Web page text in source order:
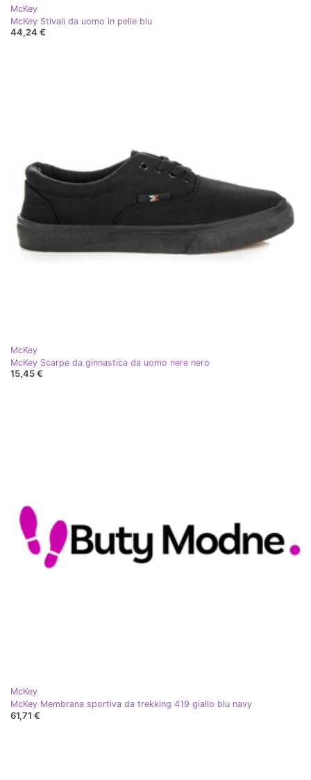
McKey
McKey Stivali da uomo in pelle blu
44,24 €
McKey
McKey Scarpe da ginnastica da uomo nere nero
15,45 €
McKey
McKey Membrana sportiva da trekking 419 giallo blu navy
61,71 €